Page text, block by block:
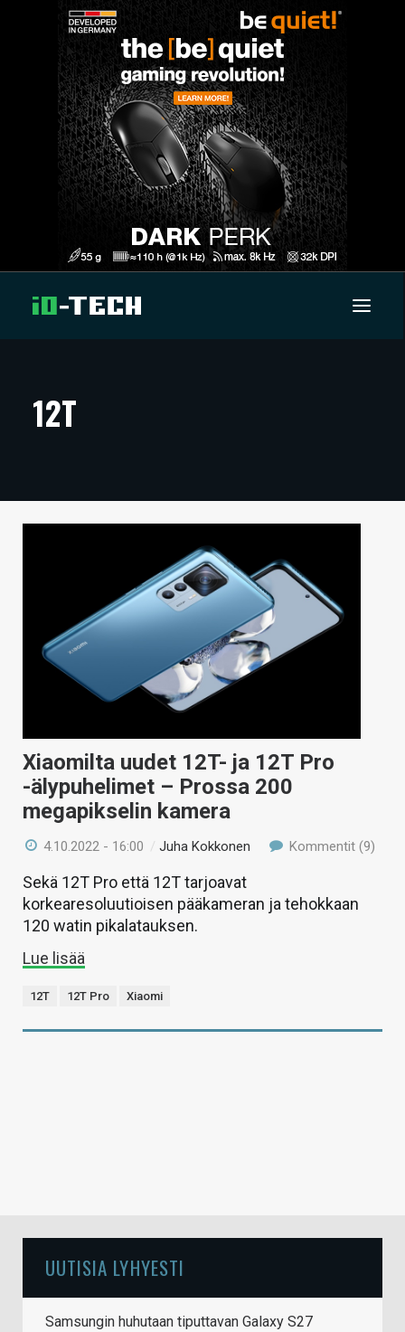
ARTIKKELIT
TECHBBS
VAIHDA TEEMA
12T
Xiaomilta uudet 12T- ja 12T Pro
-älypuhelimet – Prossa 200
megapikselin kamera
4.10.2022 - 16:00 /Juha Kokkonen Kommentit (9)
Sekä 12T Pro että 12T tarjoavat
korkearesoluutioisen pääkameran ja tehokkaan
120 watin pikalatauksen.
Lue lisää
12T 12T Pro Xiaomi
UUTISIA LYHYESTI
Samsungin huhutaan tiputtavan Galaxy S27